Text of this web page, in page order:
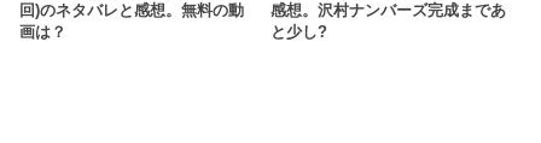
回)のネタバレと感想。無料の動
画は？
感想。沢村ナンバーズ完成まであ
と少し?